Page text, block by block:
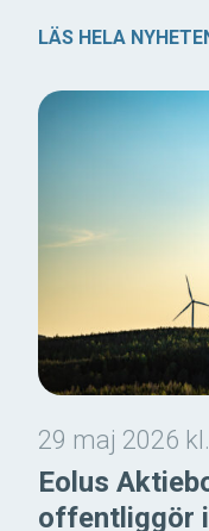
LÄS HELA
29 maj 2026
Eolus
offentliggör